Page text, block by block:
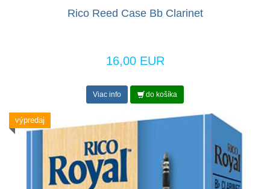
Rico Reed Case Bb Clarinet
16,00 EUR
Viac info do košíka
výpredaj